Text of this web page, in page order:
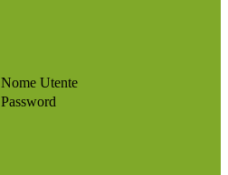
Nome Utente
Password